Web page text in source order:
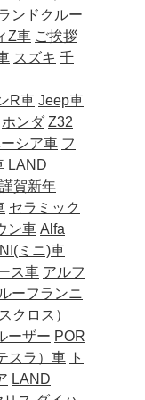
ンドクルー
Z車 ご挨拶
スズキ 千
R車 Jeep車
ホンダ Z32
シア車 フ
LAND
謹賀新年
セラミック
ン車 Alfa
ミニ)車
ス車 アルフ
ルーフランニ
クロス）
ーザー POR
スラ）車 ト
LAND